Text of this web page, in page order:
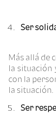
Ser
Más allá de
la situación
con la
la situación.
Ser